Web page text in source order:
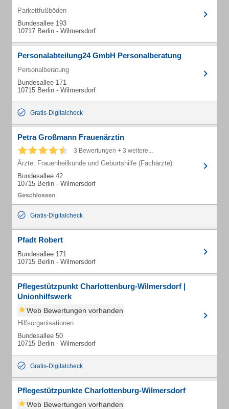
Parkettfußböden
Bundesallee 193
10717 Berlin - Wilmersdorf
Personalabteilung24 GmbH Personalberatung
Personalberatung
Bundesallee 171
10715 Berlin - Wilmersdorf
Gratis-Digitalcheck
Petra Großmann Frauenärztin
3 Bewertungen + 3 weitere...
Ärzte: Frauenheilkunde und Geburtshilfe (Fachärzte)
Bundesallee 42
10715 Berlin - Wilmersdorf
Gratis-Digitalcheck
Pfadt Robert
Bundesallee 171
10715 Berlin - Wilmersdorf
Pflegestützpunkt Charlottenburg-Wilmersdorf |
Unionhilfswerk
Web Bewertungen vorhanden
Hilfsorganisationen
Bundesallee 50
10715 Berlin - Wilmersdorf
Gratis-Digitalcheck
Pflegestützpunkte Charlottenburg-Wilmersdorf
Web Bewertungen vorhanden